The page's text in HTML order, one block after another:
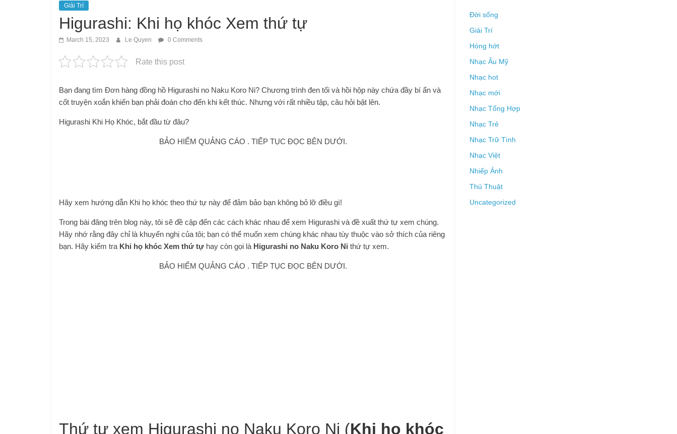
Giải Trí
Higurashi: Khi họ khóc Xem thứ tự
March 15, 2023 Le Quyen 0 Comments
Rate this post
Bạn đang tìm Đơn hàng đồng hồ Higurashi no Naku Koro Ni? Chương trình đen tối và hồi hộp này chứa đầy bí ẩn và
cốt truyện xoắn khiến bạn phải đoán cho đến khi kết thúc. Nhưng với rất nhiều tập, câu hỏi bật lên.
Higurashi Khi Họ Khóc, bắt đầu từ đâu?
BẢO HIỂM QUẢNG CÁO . TIẾP TỤC ĐỌC BÊN DƯỚI.
Hãy xem hướng dẫn Khi họ khóc theo thứ tự này để đảm bảo bạn không bỏ lỡ điều gì!
Trong bài đăng trên blog này, tôi sẽ đề cập đến các cách khác nhau để xem Higurashi và đề xuất thứ tự xem chúng.
Hãy nhớ rằng đây chỉ là khuyến nghị của tôi; bạn có thể muốn xem chúng khác nhau tùy thuộc vào sở thích của riêng
bạn. Hãy kiểm tra Khi họ khóc Xem thứ tự hay còn gọi là Higurashi no Naku Koro Ni thứ tự xem.
BẢO HIỂM QUẢNG CÁO . TIẾP TỤC ĐỌC BÊN DƯỚI.
Thứ tự xem Higurashi no Naku Koro Ni (Khi họ khóc
Đời sống
Giải Trí
Hóng hớt
Nhạc Âu Mỹ
Nhạc hot
Nhạc mới
Nhạc Tổng Hợp
Nhạc Trẻ
Nhạc Trữ Tình
Nhạc Việt
Nhiếp Ảnh
Thủ Thuật
Uncategorized